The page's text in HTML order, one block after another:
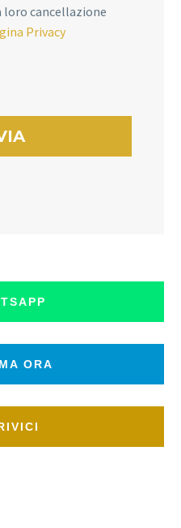
loro cancellazione
Privacy
ORA